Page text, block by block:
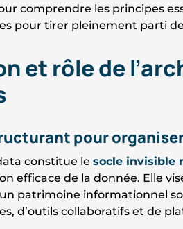
comprendre les principes
pour tirer pleinement parti
et rôle de
pour
constitue le socle invisible
efficace de la donnée. Elle
patrimoine informationnel
d’outils collaboratifs et de